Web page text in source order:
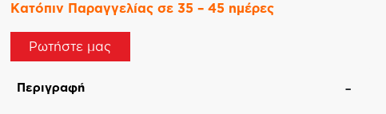
Κατόπιν Παραγγελίας σε 35 – 45 ημέρες
Ρωτήστε μας
Περιγραφή